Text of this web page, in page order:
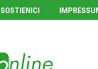
SOSTIENICI